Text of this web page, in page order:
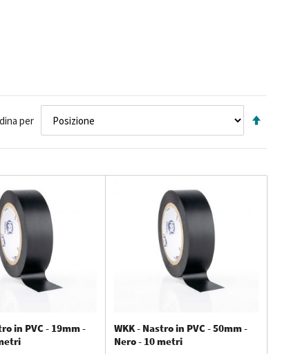
per
in PVC - 19mm -
WKK - Nastro in PVC - 50mm -
Nero - 10 metri